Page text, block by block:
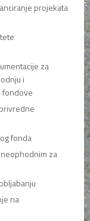
projekata
za
i
fondove
fonda
za
na